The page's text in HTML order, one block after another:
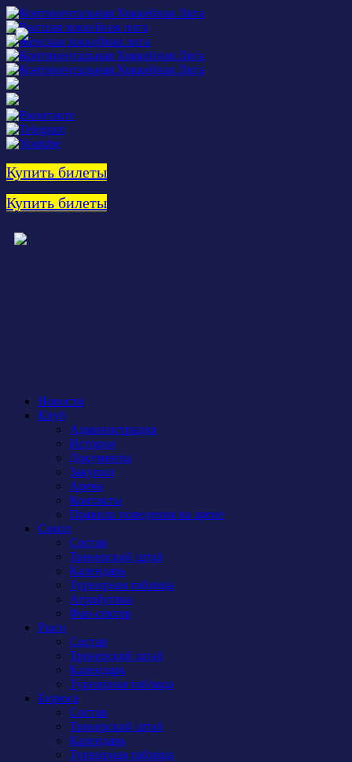
Купить билеты
Купить билеты
Новости
Клуб
Администрация
История
Документы
Закупки
Арена
Контакты
Правила поведения на арене
Сокол
Состав
Тренерский штаб
Календарь
Турнирная таблица
Атрибутика
Фан-сектор
Рыси
Состав
Тренерский штаб
Календарь
Турнирная таблица
Бирюса
Состав
Тренерский штаб
Календарь
Турнирная таблица